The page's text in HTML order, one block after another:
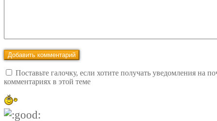
Поставьте галочку, если хотите получать уведомления на
комментариях в этой теме